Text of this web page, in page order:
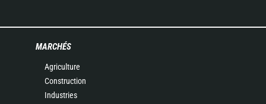
MARCHÉS
Agriculture
Construction
Industries